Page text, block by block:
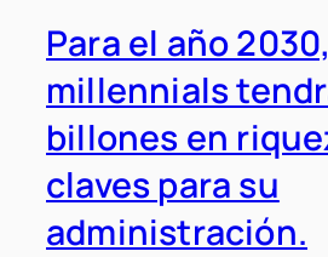
Para el año
millennials
billones en
claves para su
administración.